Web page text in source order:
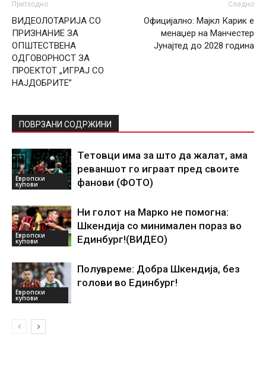
Претходно
ВИДЕОЛОТАРИЈА СО
ПРИЗНАНИЕ ЗА
ОПШТЕСТВЕНА
ОДГОВОРНОСТ ЗА
ПРОЕКТОТ „ИГРАЈ СО
НАЈДОБРИТЕ”
Следно
Официјално: Мајкл Карик е
менаџер на Манчестер
Јунајтед до 2028 година
ПОВРЗАНИ СОДРЖИНИ
Европски
купови
Тетовци има за што да жалат, ама
реваншот го играат пред своите
фанови (ФОТО)
Европски
купови
Ни голот на Марко не помогна:
Шкендија со минимален пораз во
Единбург!(ВИДЕО)
Европски
купови
Полувреме: Добра Шкендија, без
голови во Единбург!